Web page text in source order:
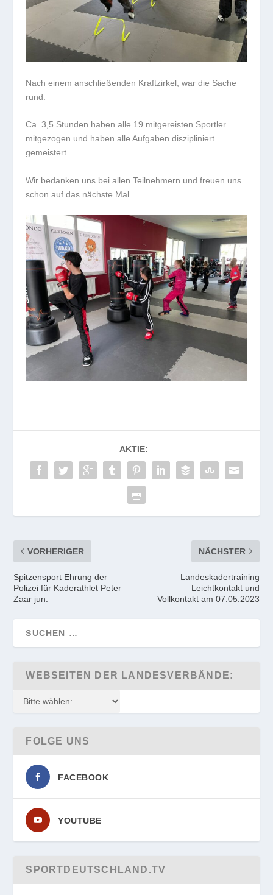
Nach einem anschließenden Kraftzirkel, war die Sache
rund.
Ca. 3,5 Stunden haben alle 19 mitgereisten Sportler
mitgezogen und haben alle Aufgaben diszipliniert
gemeistert.
Wir bedanken uns bei allen Teilnehmern und freuen uns
schon auf das nächste Mal.
AKTIE:
VORHERIGER
Spitzensport Ehrung der
Polizei für Kaderathlet Peter
Zaar jun.
NÄCHSTER
Landeskadertraining
Leichtkontakt und
Vollkontakt am 07.05.2023
WEBSEITEN DER LANDESVERBÄNDE:
FOLGE UNS
FACEBOOK
YOUTUBE
SPORTDEUTSCHLAND.TV